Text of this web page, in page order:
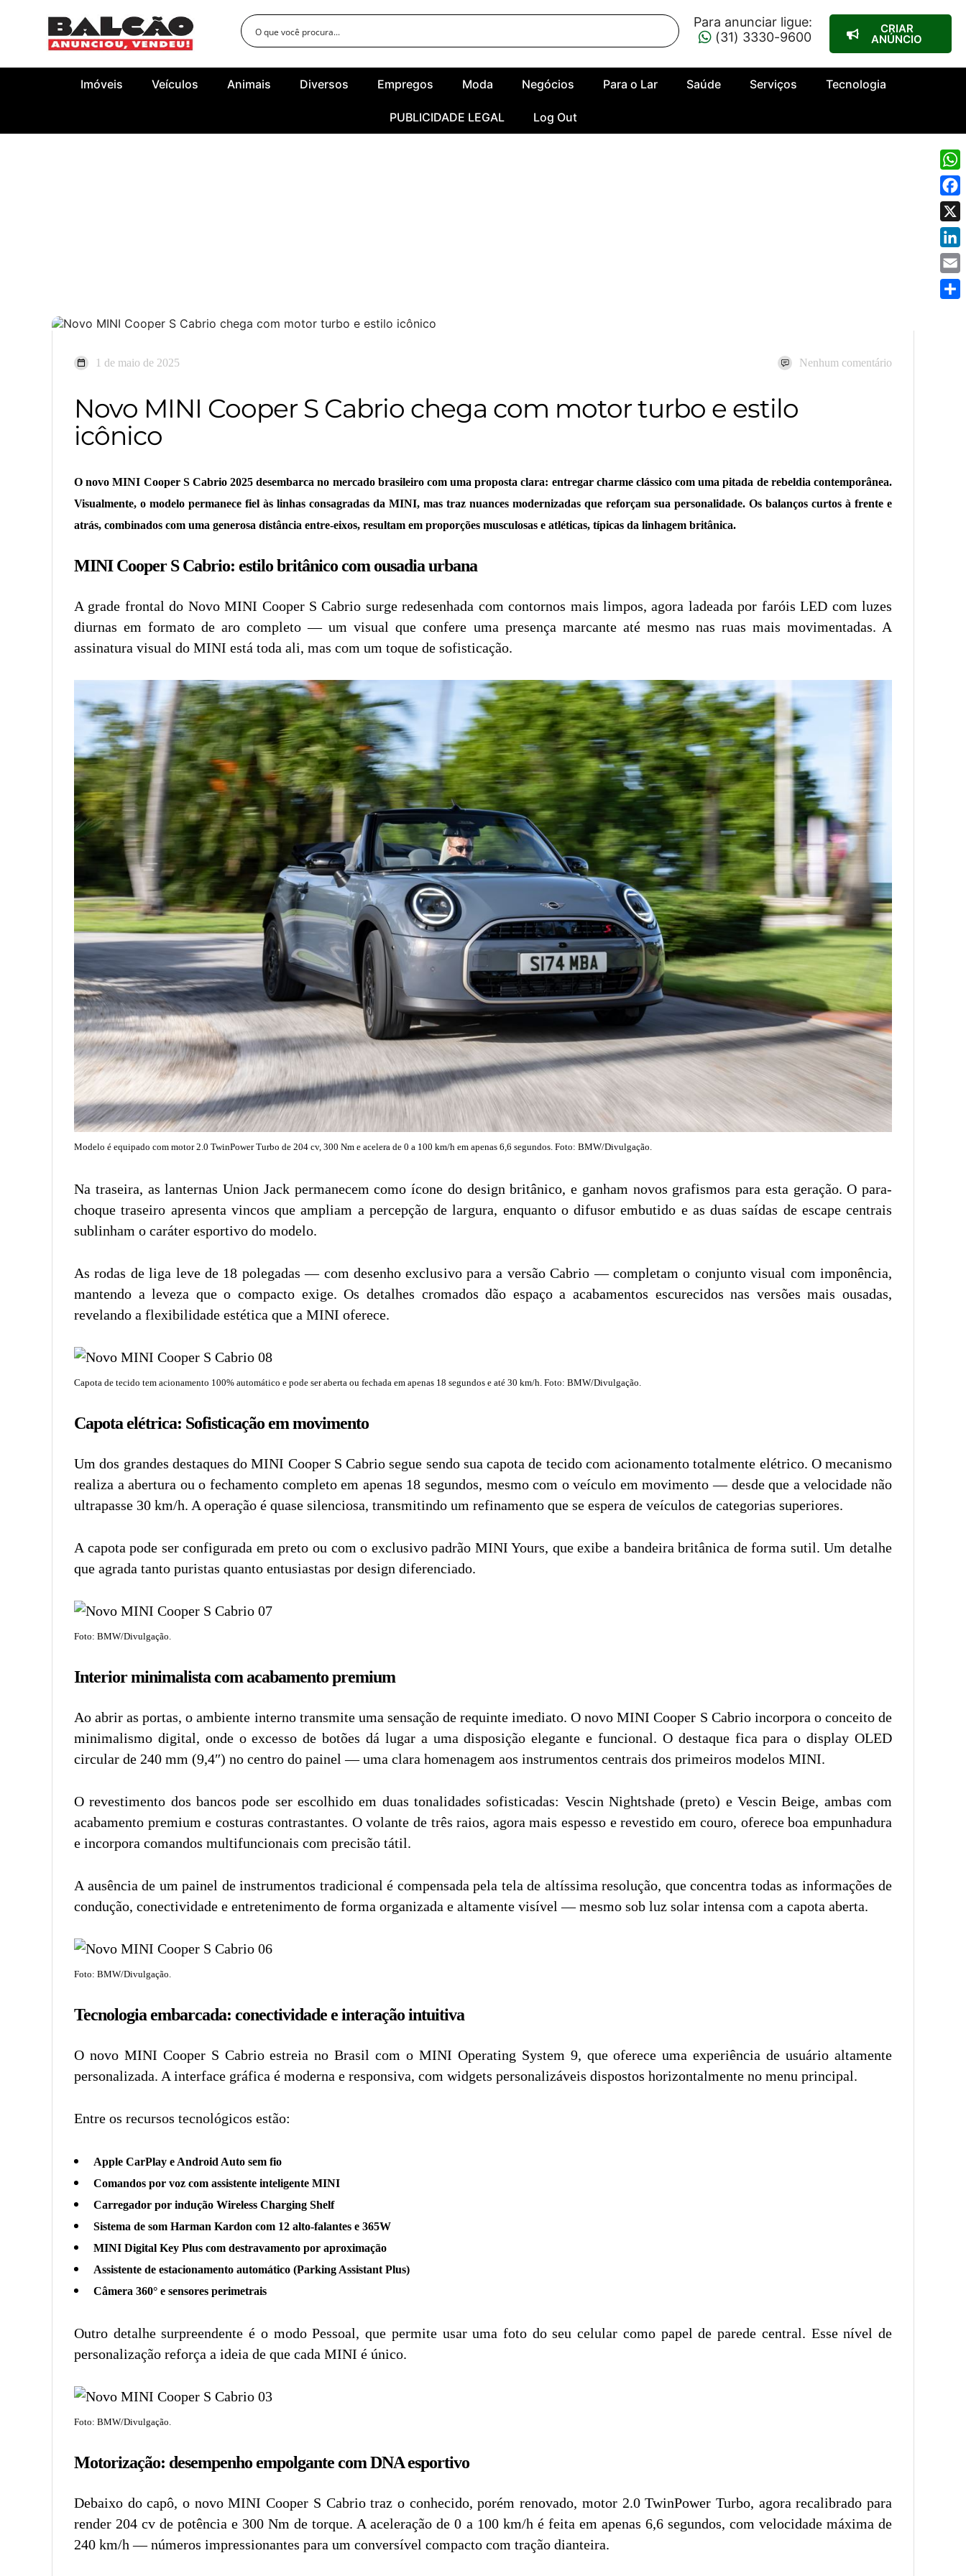
Para anunciar ligue:
(31) 3330-9600
CRIAR
ANÚNCIO
Imóveis Veículos Animais Diversos Empregos Moda Negócios Para o Lar Saúde Serviços Tecnologia
PUBLICIDADE LEGAL Log Out
1 de maio de 2025 Nenhum comentário
Novo MINI Cooper S Cabrio chega com motor turbo e estilo
icônico
O novo MINI Cooper S Cabrio 2025 desembarca no mercado brasileiro com uma proposta clara: entregar charme clássico com uma pitada de rebeldia contemporânea.
Visualmente, o modelo permanece fiel às linhas consagradas da MINI, mas traz nuances modernizadas que reforçam sua personalidade. Os balanços curtos à frente e
atrás, combinados com uma generosa distância entre-eixos, resultam em proporções musculosas e atléticas, típicas da linhagem britânica.
MINI Cooper S Cabrio: estilo britânico com ousadia urbana
A grade frontal do Novo MINI Cooper S Cabrio surge redesenhada com contornos mais limpos, agora ladeada por faróis LED com luzes
diurnas em formato de aro completo — um visual que confere uma presença marcante até mesmo nas ruas mais movimentadas. A
assinatura visual do MINI está toda ali, mas com um toque de sofisticação.
Modelo é equipado com motor 2.0 TwinPower Turbo de 204 cv, 300 Nm e acelera de 0 a 100 km/h em apenas 6,6 segundos. Foto: BMW/Divulgação.
Na traseira, as lanternas Union Jack permanecem como ícone do design britânico, e ganham novos grafismos para esta geração. O para-
choque traseiro apresenta vincos que ampliam a percepção de largura, enquanto o difusor embutido e as duas saídas de escape centrais
sublinham o caráter esportivo do modelo.
As rodas de liga leve de 18 polegadas — com desenho exclusivo para a versão Cabrio — completam o conjunto visual com imponência,
mantendo a leveza que o compacto exige. Os detalhes cromados dão espaço a acabamentos escurecidos nas versões mais ousadas,
revelando a flexibilidade estética que a MINI oferece.
Capota de tecido tem acionamento 100% automático e pode ser aberta ou fechada em apenas 18 segundos e até 30 km/h. Foto: BMW/Divulgação.
Capota elétrica: Sofisticação em movimento
Um dos grandes destaques do MINI Cooper S Cabrio segue sendo sua capota de tecido com acionamento totalmente elétrico. O mecanismo
realiza a abertura ou o fechamento completo em apenas 18 segundos, mesmo com o veículo em movimento — desde que a velocidade não
ultrapasse 30 km/h. A operação é quase silenciosa, transmitindo um refinamento que se espera de veículos de categorias superiores.
A capota pode ser configurada em preto ou com o exclusivo padrão MINI Yours, que exibe a bandeira britânica de forma sutil. Um detalhe
que agrada tanto puristas quanto entusiastas por design diferenciado.
Foto: BMW/Divulgação.
Interior minimalista com acabamento premium
Ao abrir as portas, o ambiente interno transmite uma sensação de requinte imediato. O novo MINI Cooper S Cabrio incorpora o conceito de
minimalismo digital, onde o excesso de botões dá lugar a uma disposição elegante e funcional. O destaque fica para o display OLED
circular de 240 mm (9,4″) no centro do painel — uma clara homenagem aos instrumentos centrais dos primeiros modelos MINI.
O revestimento dos bancos pode ser escolhido em duas tonalidades sofisticadas: Vescin Nightshade (preto) e Vescin Beige, ambas com
acabamento premium e costuras contrastantes. O volante de três raios, agora mais espesso e revestido em couro, oferece boa empunhadura
e incorpora comandos multifuncionais com precisão tátil.
A ausência de um painel de instrumentos tradicional é compensada pela tela de altíssima resolução, que concentra todas as informações de
condução, conectividade e entretenimento de forma organizada e altamente visível — mesmo sob luz solar intensa com a capota aberta.
Foto: BMW/Divulgação.
Tecnologia embarcada: conectividade e interação intuitiva
O novo MINI Cooper S Cabrio estreia no Brasil com o MINI Operating System 9, que oferece uma experiência de usuário altamente
personalizada. A interface gráfica é moderna e responsiva, com widgets personalizáveis dispostos horizontalmente no menu principal.
Entre os recursos tecnológicos estão:
Apple CarPlay e Android Auto sem fio
Comandos por voz com assistente inteligente MINI
Carregador por indução Wireless Charging Shelf
Sistema de som Harman Kardon com 12 alto-falantes e 365W
MINI Digital Key Plus com destravamento por aproximação
Assistente de estacionamento automático (Parking Assistant Plus)
Câmera 360° e sensores perimetrais
Outro detalhe surpreendente é o modo Pessoal, que permite usar uma foto do seu celular como papel de parede central. Esse nível de
personalização reforça a ideia de que cada MINI é único.
Foto: BMW/Divulgação.
Motorização: desempenho empolgante com DNA esportivo
Debaixo do capô, o novo MINI Cooper S Cabrio traz o conhecido, porém renovado, motor 2.0 TwinPower Turbo, agora recalibrado para
render 204 cv de potência e 300 Nm de torque. A aceleração de 0 a 100 km/h é feita em apenas 6,6 segundos, com velocidade máxima de
240 km/h — números impressionantes para um conversível compacto com tração dianteira.
X